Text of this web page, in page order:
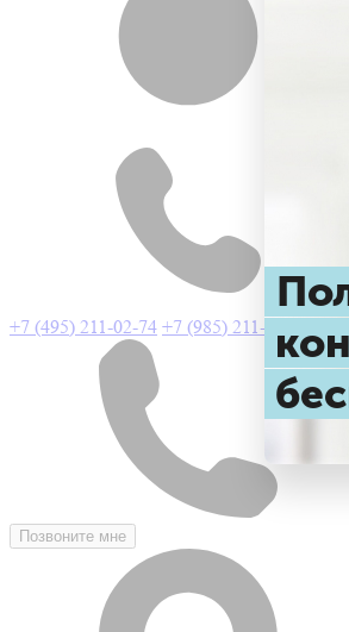
+7 (495) 211-02-74 +7 (985) 211-02-74
Позвоните мне